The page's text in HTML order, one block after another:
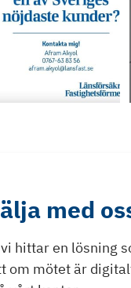
med
hittar en lösning
om mötet är